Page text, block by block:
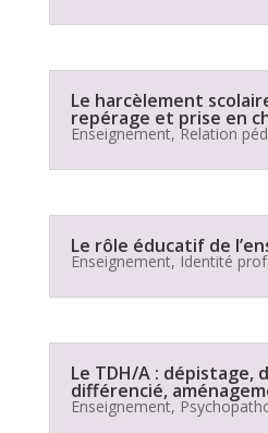
Le harcèlement
repérage et prise en
Enseignement, Relation
Le rôle éducatif de
Enseignement, Identité
Le TDH/A : dépistage,
différencié,
Enseignement,